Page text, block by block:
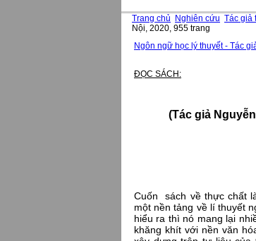
Trang chủ Nghiên cứu Tác giả
Nội, 2020, 955 trang
Ngôn ngữ học lý thuyết - Tác
ĐỌC SÁCH:
(Tác giả
Cuốn sách về thực chất
một nền tảng về lí thuyết
hiểu ra thì nó mang lại
khăng khít với nền văn